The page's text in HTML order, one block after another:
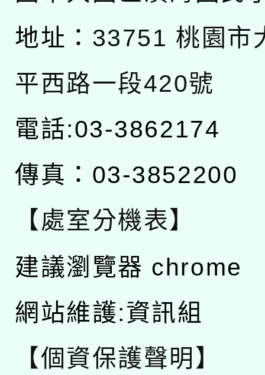
地址： 33751 桃園市
平西路一段420號
電話:03-3862174
傳真：03-3852200
【處室分機表】
建議瀏覽器 chrome
網站維護:資訊組
【個資保護聲明】